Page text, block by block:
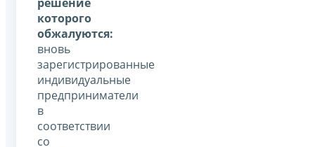
которого
обжалуются:
вновь
зарегистрированные
индивидуальные
предприниматели
в
соответствии
со